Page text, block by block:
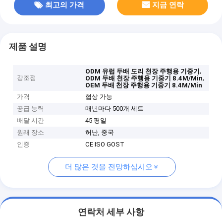
최고의 가격 지금 연락
제품 설명
강조점
ODM 유럽 두배 도리 천장 주행용 기중기,
ODM 두배 천장 주행용 기중기 8.4M/Min,
OEM 두배 천장 주행용 기중기 8.4M/Min
가격
협상 가능
공급 능력
매년마다 500개 세트
배달 시간
45 평일
원래 장소
허난, 중국
인증
CE ISO GOST
더 많은 것을 전망하십시오
연락처 세부 사항